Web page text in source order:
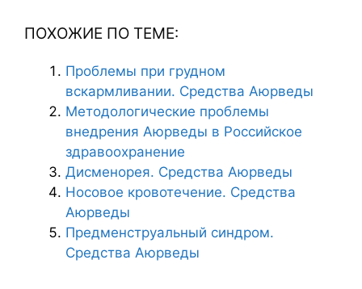
ПОХОЖИЕ ПО ТЕМЕ:
Проблемы при грудном
вскармливании. Средства Аюрведы
Методологические проблемы
внедрения Аюрведы в Российское
здравоохранение
Дисменорея. Средства Аюрведы
Носовое кровотечение. Средства
Аюрведы
Предменструальный синдром.
Средства Аюрведы